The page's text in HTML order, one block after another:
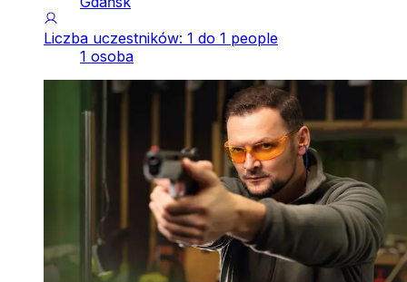
Liczba uczestników: 1 do 1 people
1 osoba